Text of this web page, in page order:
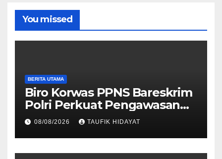
You missed
BERITA UTAMA
Biro Korwas PPNS Bareskrim
Polri Perkuat Pengawasan
untuk Dorong Penegakan
Hukum yang Profesional
08/08/2026 TAUFIK HIDAYAT